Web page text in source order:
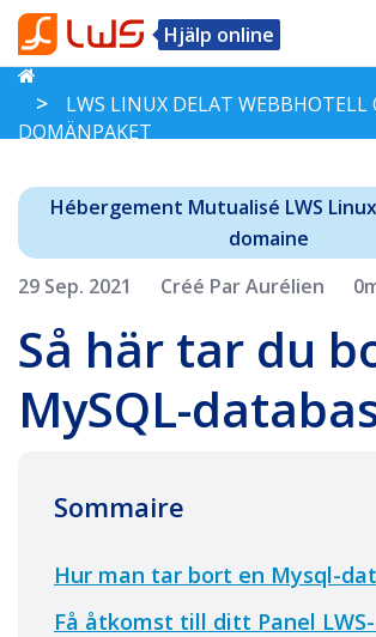
Hjälp online
LWS LINUX DELAT WEBBHOTELL
DOMÄNPAKET
Hébergement Mutualisé LWS
domaine
29 Sep. 2021
Créé Par Aurélien
Så här tar du
MySQL-
Sommaire
Hur man tar bort en Mysql-
Få åtkomst till ditt Panel